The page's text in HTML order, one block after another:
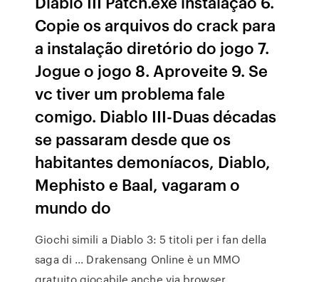
Copie os arquivos do crack para
a instalação diretório do jogo 7.
Jogue o jogo 8. Aproveite 9. Se
vc tiver um problema fale
comigo. Diablo III-Duas décadas
se passaram desde que os
habitantes demoníacos, Diablo,
Mephisto e Baal, vagaram o
mundo do
Giochi simili a Diablo 3: 5 titoli per i fan della
saga di ... Drakensang Online è un MMO
gratuito giocabile anche via browser